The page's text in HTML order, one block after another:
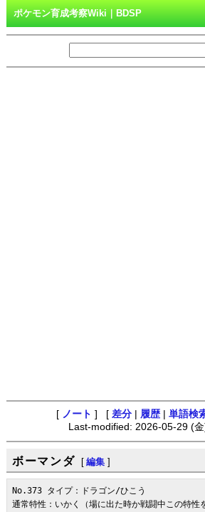
ポケモン育成考察Wiki｜BDSP
[ ノート ] [ 差分 履歴 単語検
Last-modified: 2026-05-29 (
ボーマンダ [ 編集 ]
No.373 タイプ：ドラゴン/ひこう
通常特性：いかく（場に出た時か戦闘中この特性